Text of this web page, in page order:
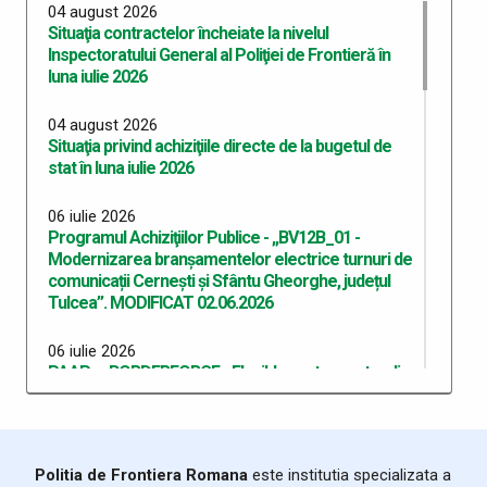
universitare de master profesional
28 iulie 2026
Inspectoratul Teritorial al Poliției de Frontieră
23 iulie 2026
Planificarea la evaluarea psihologică a candidaților
programele de studii universitare de licență,
organizate la Academia de Poliție Al I Cuza
15 iulie 2026
Mijloace de supraveghere terestră
15 iulie 2026
04 august 2026
Situaţia contractelor încheiate la nivelul
Inspectoratului General al Poliţiei de Frontieră în
luna iulie 2026
04 august 2026
Situaţia privind achiziţiile directe de la bugetul de
stat în luna iulie 2026
06 iulie 2026
Programul Achiziţiilor Publice - „BV12B_01 -
Modernizarea branșamentelor electrice turnuri de
comunicații Cernești și Sfântu Gheorghe, județul
Tulcea”. MODIFICAT 02.06.2026
06 iulie 2026
PAAP - „BORDERFORCE - Flexible system extending
automated border surveillance by increased
Politia de Frontiera Romana este institutia specializata a